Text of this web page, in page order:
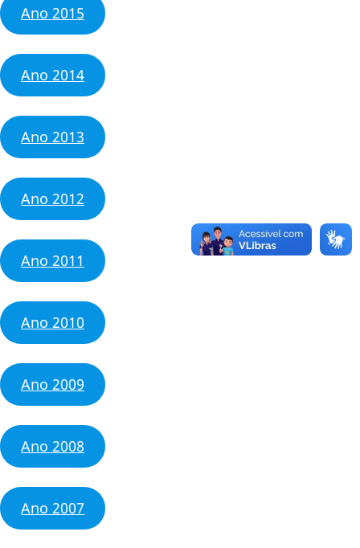
Ano 2015
Ano 2014
Ano 2013
Ano 2012
Ano 2011
Ano 2010
Ano 2009
Ano 2008
Ano 2007